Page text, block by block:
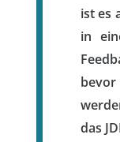
ist es
in
das